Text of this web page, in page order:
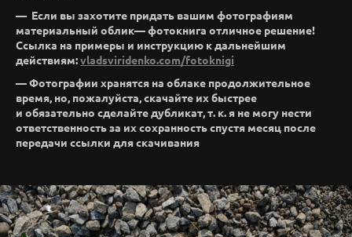
— Если вы захотите придать вашим фотографиям
материальный облик— фотокнига отличное решение!
Ссылка на примеры и инструкцию к дальнейшим
действиям:vladsviridenko.com/fotoknigi
— Фотографии хранятся на облаке продолжительное
время, но, пожалуйста, скачайте их быстрее
и обязательно сделайте дубликат, т. к. я не могу нести
ответственность за их сохранность спустя месяц после
передачи ссылки для скачивания